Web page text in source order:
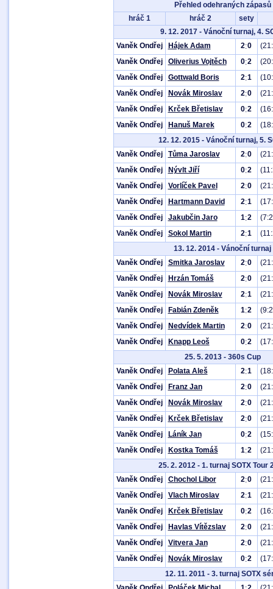
Přehled odehraných zápasů
hráč 1
hráč 2
sety
9. 12. 2017 - Vánoční turnaj, 4.
Vaněk Ondřej
Hájek Adam 2:0
Vaněk Ondřej
Oliverius Vojtěch 0:2
Vaněk Ondřej
Gottwald Boris 2:1
Vaněk Ondřej
Novák Miroslav 2:0
Vaněk Ondřej
Krček Břetislav 0:2
Vaněk Ondřej
Hanuš Marek 0:2
12. 12. 2015 - Vánoční turnaj, 5.
Vaněk Ondřej
Tůma Jaroslav 2:0
Vaněk Ondřej
Nývlt Jiří 0:2
Vaněk Ondřej
Vorlíček Pavel 2:0
Vaněk Ondřej
Hartmann David 2:1
Vaněk Ondřej
Jakubčin Jaro 1:2
Vaněk Ondřej
Sokol Martin 2:1
13. 12. 2014 - Vánoční turnaj
Vaněk Ondřej
Smitka Jaroslav 2:0
Vaněk Ondřej
Hrzán Tomáš 2:0
Vaněk Ondřej
Novák Miroslav 2:1
Vaněk Ondřej
Fabián Zdeněk 1:2
Vaněk Ondřej
Nedvídek Martin 2:0
Vaněk Ondřej
Knapp Leoš 0:2
25. 5. 2013 - 360s Cup
Vaněk Ondřej
Polata Aleš 2:1
Vaněk Ondřej
Franz Jan 2:0
Vaněk Ondřej
Novák Miroslav 2:0
Vaněk Ondřej
Krček Břetislav 2:0
Vaněk Ondřej
Láník Jan 0:2
Vaněk Ondřej
Kostka Tomáš 1:2
25. 2. 2012 - 1. turnaj SOTX Tour
Vaněk Ondřej
Chochol Libor 2:0
Vaněk Ondřej
Vlach Miroslav 2:1
Vaněk Ondřej
Krček Břetislav 0:2
Vaněk Ondřej
Havlas Vítězslav 2:0
Vaněk Ondřej
Vitvera Jan 2:0
Vaněk Ondřej
Novák Miroslav 0:2
12. 11. 2011 - 3. turnaj SOTX